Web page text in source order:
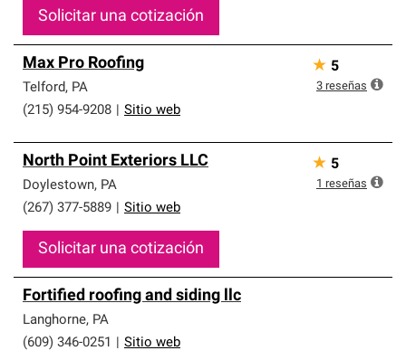
Solicitar una cotización
Max Pro Roofing
Telford, PA
(215) 954-9208
Sitio web
★ 5
3 reseñas
North Point Exteriors LLC
Doylestown, PA
(267) 377-5889
Sitio web
Solicitar una cotización
★ 5
1 reseñas
Fortified roofing and siding llc
Langhorne, PA
(609) 346-0251
Sitio web